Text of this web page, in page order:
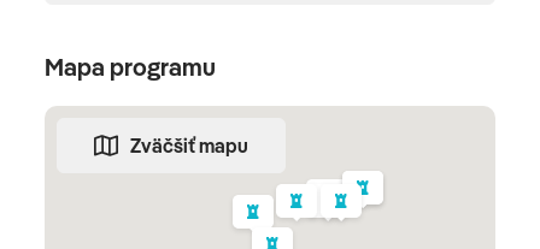
Starým mestom, kde uvidíme jedno z najznámejších
námestí Massena s fontánou. Na známom trhu
ochutnáme gurmánske špeciality miestnej kuchyne a
Promenade des Anglais.
Nevynecháme slávny hotel Negresco a Operu so
sochou Slobody. Na konci promenády vystúpime na
Mapa programu
Zväčšiť mapu